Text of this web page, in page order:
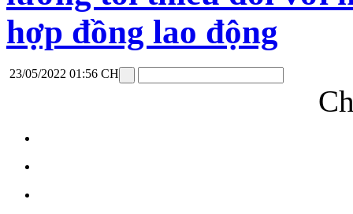
hợp đồng lao động
23/05/2022 01:56 CH